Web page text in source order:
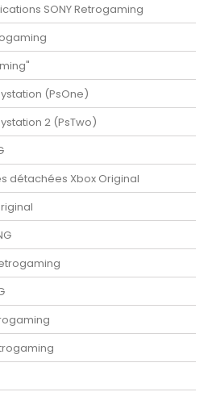
SONY Retrogaming
(PsOne)
2 (PsTwo)
détachées Xbox Original